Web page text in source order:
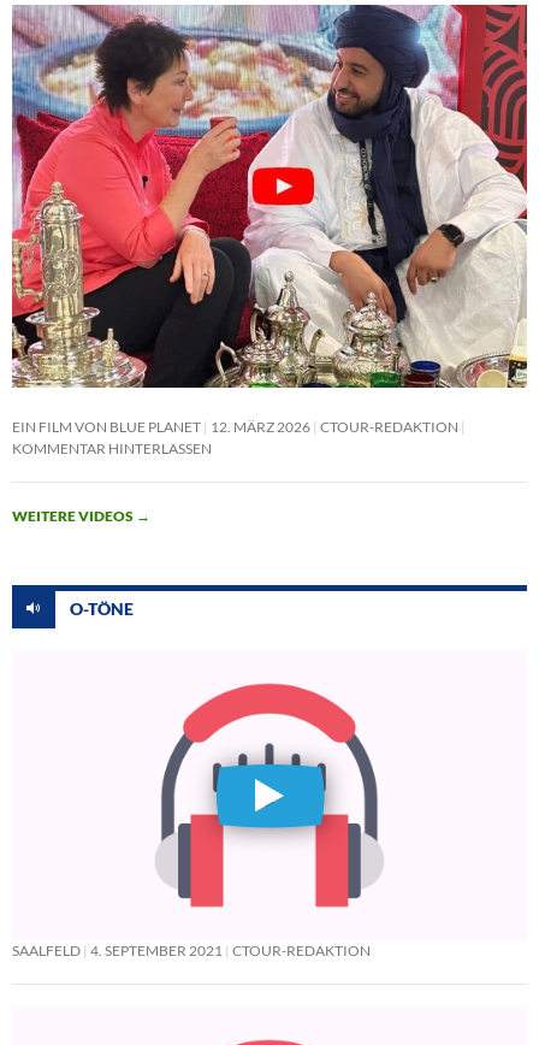
EIN FILM VON BLUE PLANET 12. MÄRZ 2026 CTOUR-REDAKTION
KOMMENTAR HINTERLASSEN
WEITERE VIDEOS →
O-TÖNE
SAALFELD 4. SEPTEMBER 2021 CTOUR-REDAKTION